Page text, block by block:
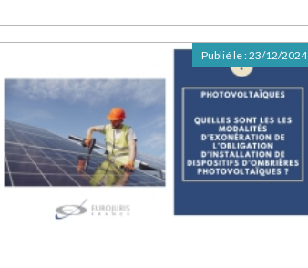
Publié le :23/12/2024